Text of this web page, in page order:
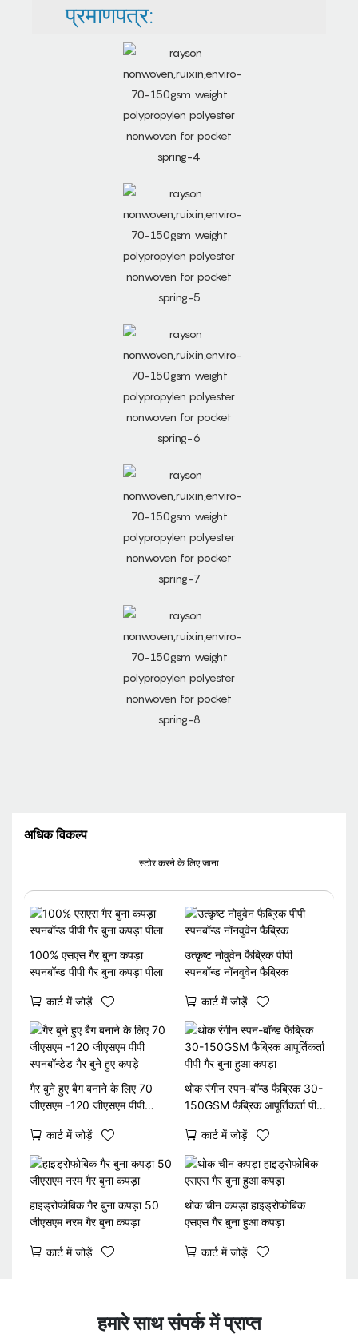
प्रमाणपत्र:
अधिक विकल्प
स्टोर करने के लिए जाना
100% एसएस गैर बुना कपड़ा
स्पनबॉन्ड पीपी गैर बुना कपड़ा पीला
कार्ट में जोड़ें
उत्कृष्ट नोवुवेन फैब्रिक पीपी
स्पनबॉन्ड नॉनवुवेन फैब्रिक
कार्ट में जोड़ें
गैर बुने हुए बैग बनाने के लिए 70
जीएसएम -120 जीएसएम पीपी
कार्ट में जोड़ें
थोक रंगीन स्पन-बॉन्ड फैब्रिक 30-
150GSM फैब्रिक आपूर्तिकर्ता पीपी
कार्ट में जोड़ें
हाइड्रोफोबिक गैर बुना कपड़ा 50
जीएसएम नरम गैर बुना कपड़ा
कार्ट में जोड़ें
थोक चीन कपड़ा हाइड्रोफोबिक
एसएस गैर बुना हुआ कपड़ा
कार्ट में जोड़ें
हमारे साथ संपर्क में प्राप्त